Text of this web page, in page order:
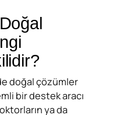
doğal çözümler
bir destek aracı
ya da